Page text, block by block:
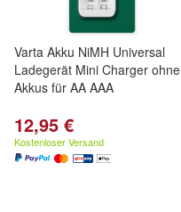
Varta Akku NiMH Universal
Ladegerät Mini Charger ohne
Akkus für AA AAA
12,95 €
Kostenloser Versand